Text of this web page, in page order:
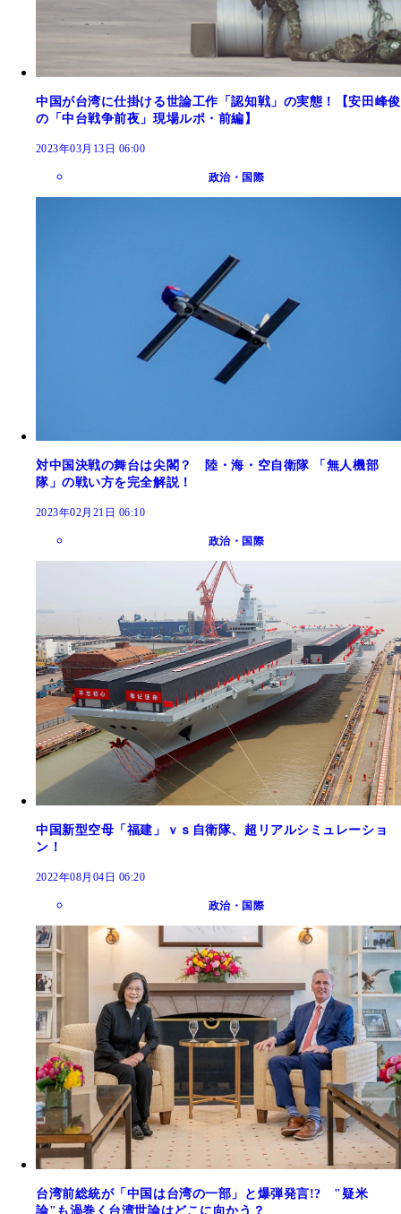
中国が台湾に仕掛ける世論工作「認知戦」の実態！【安田峰俊
の「中台戦争前夜」現場ルポ・前編】
2023年03月13日 06:00
政治・国際
対中国決戦の舞台は尖閣？ 陸・海・空自衛隊 「無人機部
隊」の戦い方を完全解説！
2023年02月21日 06:10
政治・国際
中国新型空母「福建」ｖｓ自衛隊、超リアルシミュレーショ
ン！
2022年08月04日 06:20
政治・国際
台湾前総統が「中国は台湾の一部」と爆弾発言!? "疑米
論"も渦巻く台湾世論はどこに向かう？